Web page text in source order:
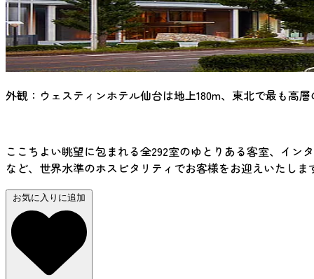
外観：ウェスティンホテル仙台は地上180m、東北で最も高
ここちよい眺望に包まれる全292室のゆとりある客室、イ
など、世界水準のホスピタリティでお客様をお迎えいたしま
お気に入りに追加